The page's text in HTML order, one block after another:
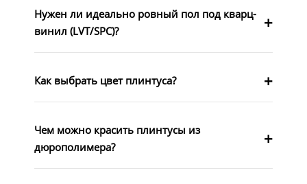
Нужен ли идеально ровный пол под кварц-
винил (LVT/SPC)?
Как выбрать цвет плинтуса?
Чем можно красить плинтусы из
дюрополимера?